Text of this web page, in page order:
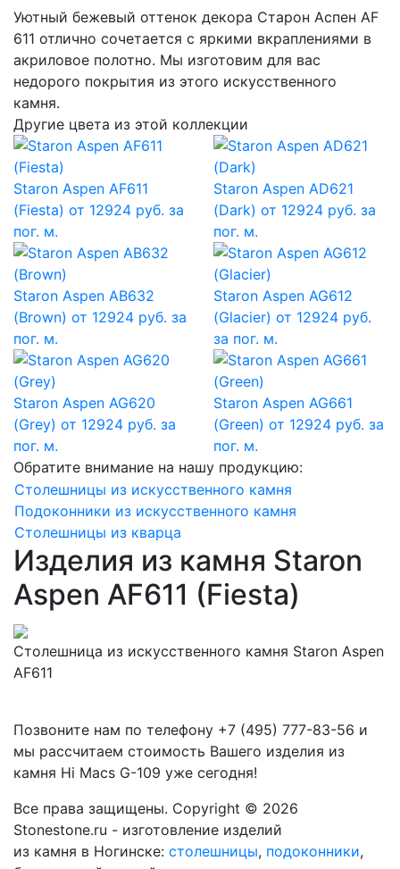
Уютный бежевый оттенок декора Cтарон Аспен AF
611 отлично сочетается с яркими вкраплениями в
акриловое полотно. Мы изготовим для вас
недорого покрытия из этого искусственного
камня.
Другие цвета из этой коллекции
Staron Aspen AF611
(Fiesta) от 12924 руб. за
пог. м.
Staron Aspen AD621
(Dark) от 12924 руб. за
пог. м.
Staron Aspen AB632
(Brown) от 12924 руб. за
пог. м.
Staron Aspen AG612
(Glacier) от 12924 руб.
за пог. м.
Staron Aspen AG620
(Grey) от 12924 руб. за
пог. м.
Staron Aspen AG661
(Green) от 12924 руб. за
пог. м.
Обратите внимание на нашу продукцию:
Столешницы из искусственного камня
Подоконники из искусственного камня
Столешницы из кварца
Изделия из камня Staron
Aspen AF611 (Fiesta)
Столешница из искусственного камня Staron Aspen
AF611
Позвоните нам по телефону +7 (495) 777-83-56 и
мы рассчитаем стоимость Вашего изделия из
камня Hi Macs G-109 уже сегодня!
Все права защищены. Copyright © 2026
Stonestone.ru - изготовление изделий
из камня в Ногинске: столешницы, подоконники,